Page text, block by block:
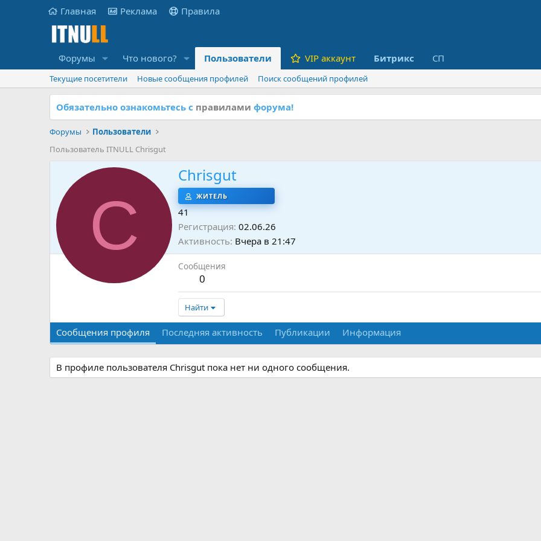
Главная Реклама Правила
Форумы Что нового? Пользователи VIP аккаунт Битрикс СП
Текущие посетители Новые сообщения профилей Поиск сообщений профилей
Обязательно ознакомьтесь с правилами форума!
Форумы
Пользователи
Пользователь ITNULL Chrisgut
C
Chrisgut
ЖИТЕЛЬ
41
Регистрация 02.06.26
Активность Вчера в 21:47
Сообщения
0
Найти
Сообщения профиля Последняя активность Публикации Информация
В профиле пользователя Chrisgut пока нет ни одного сообщения.